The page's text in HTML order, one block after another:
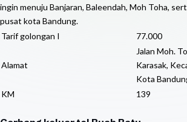
ingin menuju Banjaran, Baleendah, Moh Toha,
pusat kota Bandung.
Tarif golongan I
77.000
Alamat
Jalan Moh.
Karasak,
Kota
KM
139